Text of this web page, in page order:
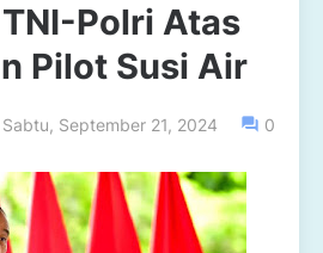
Polri Atas
Pilot Susi Air
Sabtu, September 21, 2024 0